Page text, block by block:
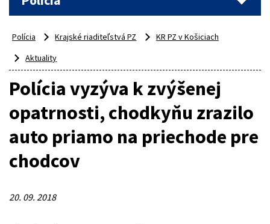
Polícia Krajské riaditeľstvá PZ
KR PZ v Košiciach
Aktuality
Polícia vyzýva k zvýšenej
opatrnosti, chodkyňu zrazilo
auto priamo na priechode pre
chodcov
20. 09. 2018